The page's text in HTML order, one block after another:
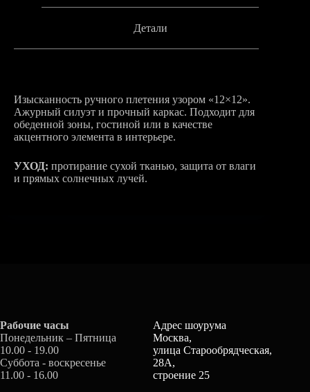
Детали
Изысканность ручного плетения узором «12×12».
Ажурный силуэт и прочный каркас. Подходит для
обеденной зоны, гостиной или в качестве
акцентного элемента в интерьере.
УХОД: протирание сухой тканью, защита от влаги
и прямых солнечных лучей.
Рабочие часы
Понедельник – Пятница
10.00 - 19.00
Суббота - воскресенье
11.00 - 16.00
Адрес шоурума
Москва,
улица Старообрядческая,
28А,
строение 25